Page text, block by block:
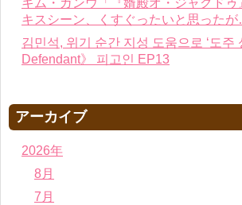
キム・ガンウ「『婿殿オ・ジャクドゥ
キスシーン、くすぐったいと思った
김민석, 위기 순간 지성 도움으로 ‘도주
Defendant》 피고인 EP13
アーカイブ
2026年
8月
7月